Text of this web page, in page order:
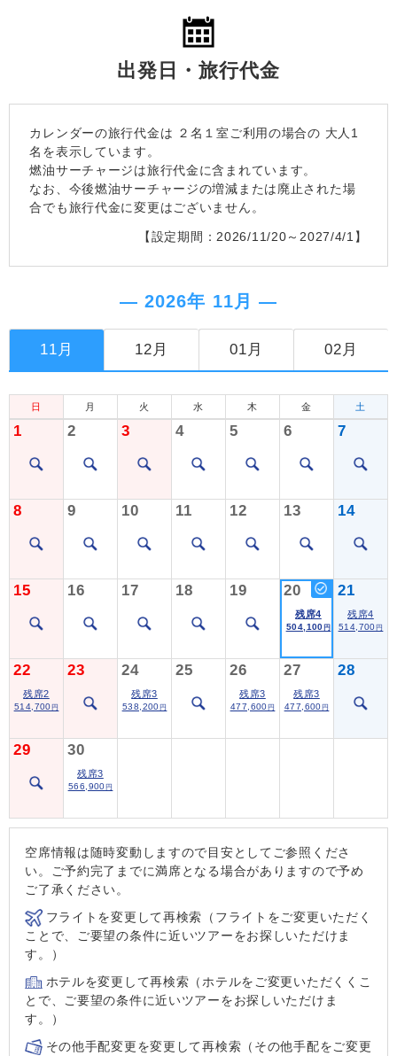
出発日・旅行代金
カレンダーの旅行代金は ２名１室ご利用の場合の 大人1
名を表示しています。
燃油サーチャージは旅行代金に含まれています。
なお、今後燃油サーチャージの増減または廃止された場
合でも旅行代金に変更はございません。
【設定期間：2026/11/20～2027/4/1】
― 2026年 11月 ―
11月 12月 01月 02月
日 月 火 水 木 金 土
1 2 3 4 5 6 7
8 9 10 11 12 13 14
15 16 17 18 19 20
残席4
504,100 円
21
残席4
514,700 円
22
残席2
514,700 円
23 24
残席3
538,200 円
25 26
残席3
477,600 円
27
残席3
477,600 円
28
29 30
残席3
566,900 円
空席情報は随時変動しますので目安としてご参照くださ
い。ご予約完了までに満席となる場合がありますので予め
ご了承ください。
フライトを変更して再検索（フライトをご変更いただく
ことで、ご要望の条件に近いツアーをお探しいただけま
す。）
ホテルを変更して再検索（ホテルをご変更いただくくこ
とで、ご要望の条件に近いツアーをお探しいただけま
す。）
その他手配変更を変更して再検索（その他手配をご変更